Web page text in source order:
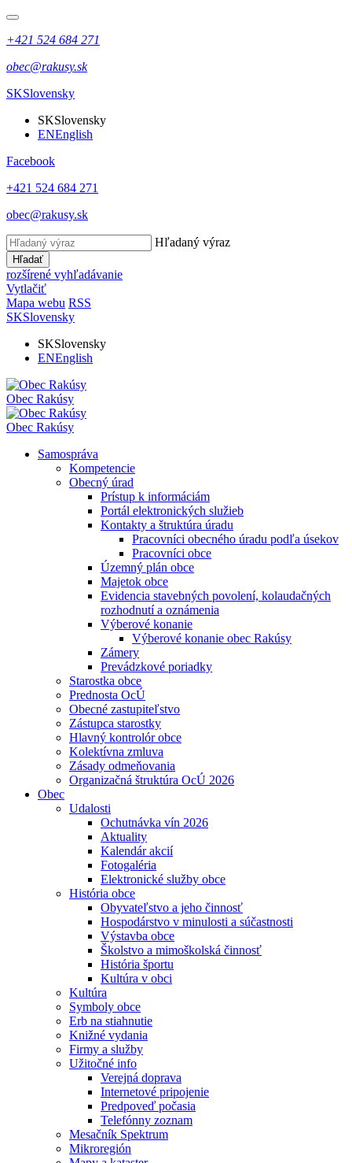
+421 524 684 271
obec@rakusy.sk
SKSlovensky
SKSlovensky
ENEnglish
Facebook
+421 524 684 271
obec@rakusy.sk
Hľadaný výraz
Hľadať
rozšírené vyhľadávanie
Vytlačiť
Mapa webu RSS
SKSlovensky
SKSlovensky
ENEnglish
Obec Rakúsy
Obec Rakúsy
Samospráva
Kompetencie
Obecný úrad
Prístup k informáciám
Portál elektronických služieb
Kontakty a štruktúra úradu
Pracovníci obecného úradu podľa úsekov
Pracovníci obce
Územný plán obce
Majetok obce
Evidencia stavebných povolení, kolaudačných
rozhodnutí a oznámenia
Výberové konanie
Výberové konanie obec Rakúsy
Zámery
Prevádzkové poriadky
Starostka obce
Prednosta OcÚ
Obecné zastupiteľstvo
Zástupca starostky
Hlavný kontrolór obce
Kolektívna zmluva
Zásady odmeňovania
Organizačná štruktúra OcÚ 2026
Obec
Udalosti
Ochutnávka vín 2026
Aktuality
Kalendár akcií
Fotogaléria
Elektronické služby obce
História obce
Obyvateľstvo a jeho činnosť
Hospodárstvo v minulosti a súčastnosti
Výstavba obce
Školstvo a mimoškolská činnosť
História športu
Kultúra v obci
Kultúra
Symboly obce
Erb na stiahnutie
Knižné vydania
Firmy a služby
Užitočné info
Verejná doprava
Internetové pripojenie
Predpoveď počasia
Telefónny zoznam
Mesačník Spektrum
Mikroregión